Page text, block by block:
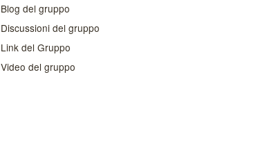
Blog del gruppo
Discussioni del gruppo
Link del Gruppo
Video del gruppo